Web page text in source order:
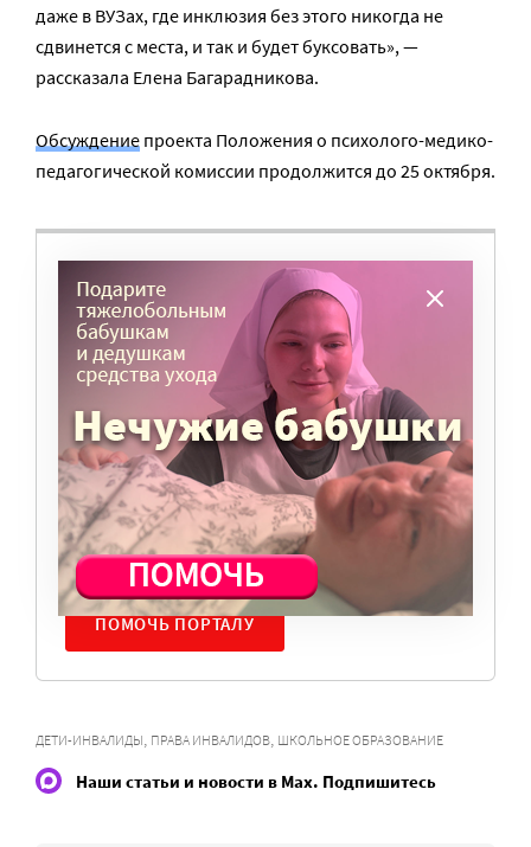
даже в ВУЗах, где инклюзия без этого никогда не
сдвинется с места, и так и будет буксовать», —
рассказала Елена Багарадникова.
Обсуждение проекта Положения о психолого-медико-
педагогической комиссии продолжится до 25 октября.
ВАМ ВАЖНО, ЧТОБЫ РАЗГОВОР НА ЭТУ
ТЕМУ ПРОДОЛЖИЛСЯ? ПОДДЕРЖИТЕ
ПОРТАЛ!
Мы просим подписаться на небольшой, но
регулярный платеж в пользу нашего сайта.
Милосердие.ru работает благодаря добровольным
пожертвованиям наших читателей. На
командировки, съемки, зарплаты редакторов,
журналистов и техническую поддержку сайта
нужны средства.
ПОМОЧЬ ПОРТАЛУ
ДЕТИ-ИНВАЛИДЫ, ПРАВА ИНВАЛИДОВ, ШКОЛЬНОЕ ОБРАЗОВАНИЕ
Наши статьи и новости в Max. Подпишитесь